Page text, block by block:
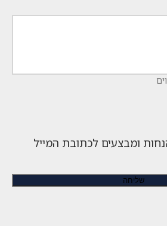
ומבצעים לכתובת המייל